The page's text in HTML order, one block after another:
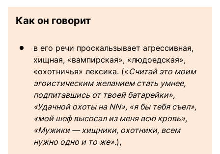
Как он говорит
в его речи проскальзывает агрессивная,
хищная, «вампирская», «людоедская»,
«охотничья» лексика. («Считай это моим
эгоистическим желанием стать умнее,
подпитавшись от твоей батарейки»,
«Удачной охоты на NN», «я бы тебя съел»,
«мой шеф высосал из меня всю кровь»,
«Мужики — хищники, охотники, всем
нужно одно и то же».),